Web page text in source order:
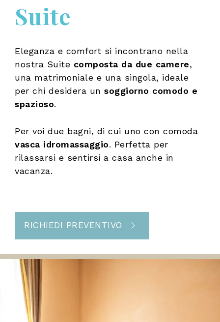
Suite
Eleganza e comfort si incontrano nella
nostra Suite composta da due camere,
una matrimoniale e una singola, ideale
per chi desidera un soggiorno comodo e
spazioso.
Per voi due bagni, di cui uno con comoda
vasca idromassaggio. Perfetta per
rilassarsi e sentirsi a casa anche in
vacanza.
RICHIEDI PREVENTIVO